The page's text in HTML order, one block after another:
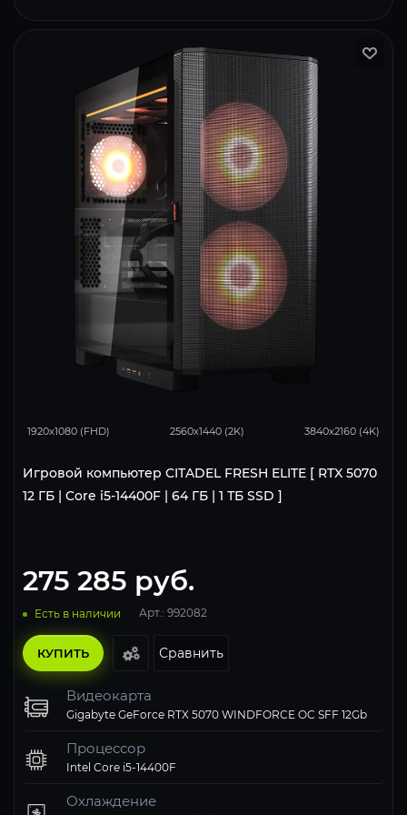
1920x1080 (FHD) 2560x1440 (2K) 3840x2160 (4K)
Игровой компьютер CITADEL FRESH ELITE [ RTX 5070
12 ГБ | Core i5-14400F | 64 ГБ | 1 ТБ SSD ]
275 285 руб.
Есть в наличии Арт.: 992082
КУПИТЬ Сравнить
Видеокарта
Gigabyte GeForce RTX 5070 WINDFORCE OC SFF 12Gb
Процессор
Intel Core i5-14400F
Охлаждение